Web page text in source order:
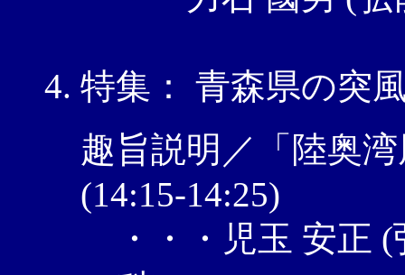
特集： 青森県の突
趣旨説明／「陸奥
(14:15-14:25)
・・・児玉 安正